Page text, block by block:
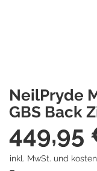
NeilPryde
GBS Back
449,95
inkl. MwSt. und
to
the
beginning
of
the
images